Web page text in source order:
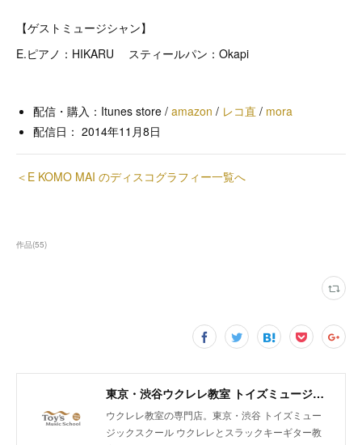
【ゲストミュージシャン】
E.ピアノ：HIKARU スティールパン：Okapi
配信・購入：Itunes store / amazon / レコ直 / mora
配信日： 2014年11月8日
＜E KOMO MAI のディスコグラフィー一覧へ
作品(55)
東京・渋谷ウクレレ教室 トイズミュージックスクール｜体験レッスン実施中！
ウクレレ教室の専門店。東京・渋谷 トイズミュー
ジックスクール ウクレレとスラックキーギター教